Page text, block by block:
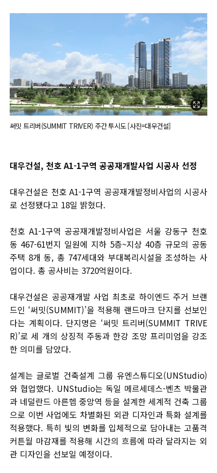
써밋 트리버(SUMMIT TRIVER) 주간 투시도 [사진=대우건설]
대우건설, 천호 A1-1구역 공공재개발사업 시공사 선정
대우건설은 천호 A1-1구역 공공재개발정비사업의 시공사
로 선정됐다고 18일 밝혔다.
천호 A1-1구역 공공재개발정비사업은 서울 강동구 천호
동 467-61번지 일원에 지하 5층~지상 40층 규모의 공동
주택 8개 동, 총 747세대와 부대복리시설을 조성하는 사
업이다. 총 공사비는 3720억원이다.
대우건설은 공공재개발 사업 최초로 하이엔드 주거 브랜
드인 ‘써밋(SUMMIT)’을 적용해 랜드마크 단지를 선보인
다는 계획이다. 단지명은 ‘써밋 트리버(SUMMIT TRIVE
R)’로 세 개의 상징적 주동과 한강 조망 프리미엄을 강조
한 의미를 담았다.
설계는 글로벌 건축설계 그룹 유엔스튜디오(UNStudio)
와 협업했다. UNStudio는 독일 메르세데스-벤츠 박물관
과 네덜란드 아른헴 중앙역 등을 설계한 세계적 건축 그룹
으로 이번 사업에도 차별화된 외관 디자인과 특화 설계를
적용했다. 특히 빛의 변화를 입체적으로 담아내는 고품격
커튼월 마감재를 적용해 시간의 흐름에 따라 달라지는 외
관 디자인을 선보일 예정이다.